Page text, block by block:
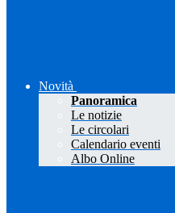
Novità
Panoramica
Le notizie
Le circolari
Calendario eventi
Albo Online